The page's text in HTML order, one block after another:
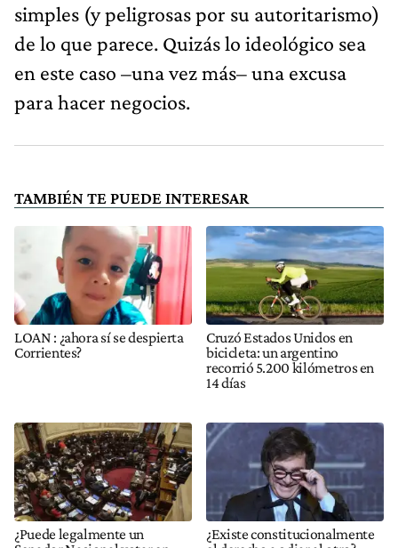
simples (y peligrosas por su autoritarismo)
de lo que parece. Quizás lo ideológico sea
en este caso –una vez más– una excusa
para hacer negocios.
TAMBIÉN TE PUEDE INTERESAR
LOAN : ¿ahora sí se despierta
Corrientes?
Cruzó Estados Unidos en
bicicleta: un argentino
recorrió 5.200 kilómetros en
14 días
¿Puede legalmente un
¿Existe constitucionalmente